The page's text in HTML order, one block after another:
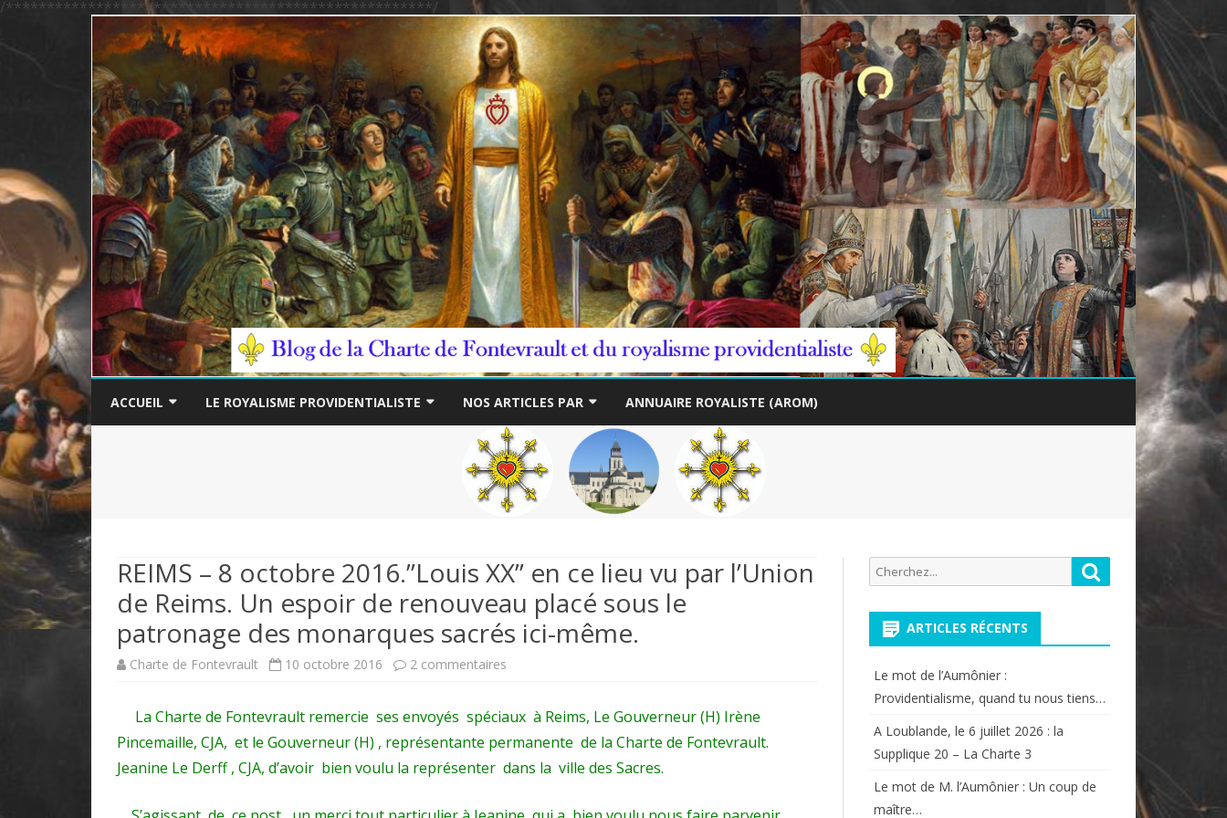
/****************************************************/
to
ACCUEIL LE ROYALISME PROVIDENTIALISTE
QUIÉTISME?
NOS ARTICLES PAR
THÉME
AUTEUR
ANNUAIRE ROYALISTE (AROM)
REIMS – 8 octobre 2016.”Louis XX” en ce lieu vu par l’Union
de Reims. Un espoir de renouveau placé sous le
patronage des monarques sacrés ici-même.
Charte de Fontevrault 10 octobre 2016 2 commentaires
–
8
La Charte de Fontevrault remercie ses envoyés spéciaux à Reims, Le Gouverneur (H) Irène
Pincemaille, CJA, et le Gouverneur (H) , représentante permanente de la Charte de Fontevrault.
Jeanine Le Derff , CJA, d’avoir bien voulu la représenter dans la ville des Sacres.
Recherche
pour:
ARTICLES RÉCENTS
Le mot de l’Aumônier :
Providentialisme, quand tu nous tiens…
A Loublande, le 6 juillet 2026 : la
Supplique 20 – La Charte 3
Le mot de M. l’Aumônier : Un coup de
maître…